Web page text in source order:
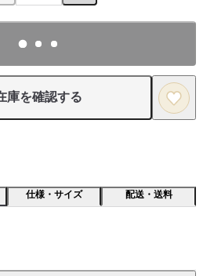
庫を確認する
仕様・サイズ 配送・送料